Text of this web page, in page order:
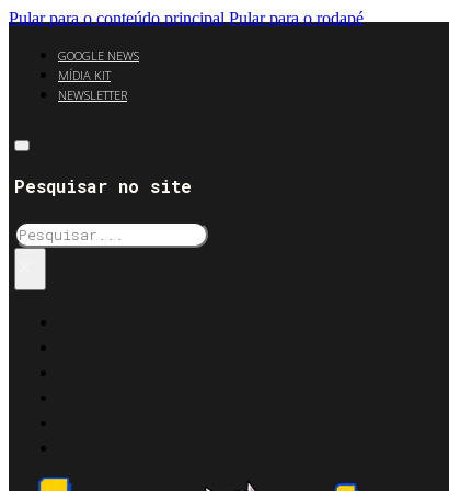
Pular para o conteúdo principal Pular para o rodapé
GOOGLE NEWS
MÍDIA KIT
NEWSLETTER
Pesquisar no site
Pesquisar